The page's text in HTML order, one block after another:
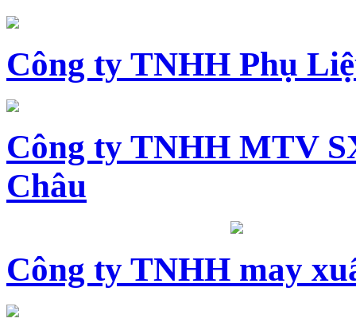
Công ty TNHH Phụ
Công ty TNHH MTV
Châu
Công ty TNHH may